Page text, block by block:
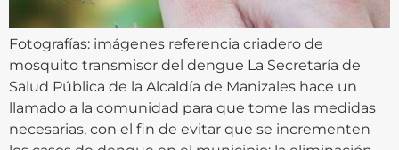
Fotografías: imágenes referencia criadero de
mosquito transmisor del dengue La Secretaría de
Salud Pública de la Alcaldía de Manizales hace un
llamado a la comunidad para que tome las medidas
necesarias, con el fin de evitar que se incrementen